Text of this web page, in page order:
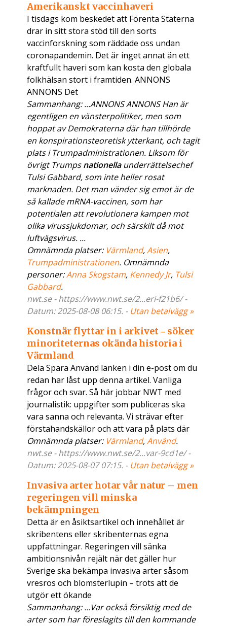
Amerikanskt vaccinhaveri
I tisdags kom beskedet att Förenta Staterna
drar in sitt stora stöd till den sorts
vaccinforskning som räddade oss undan
coronapandemin. Det är inget annat än ett
kraftfullt haveri som kan kosta den globala
folkhälsan stort i framtiden. ANNONS
ANNONS Det
Sammanhang: ...ANNONS ANNONS Han är
egentligen en vänsterpolitiker, men som
hoppat av Demokraterna där han tillhörde
en konspirationsteoretisk ytterkant, och tagit
plats i Trumpadministrationen. Liksom för
övrigt Trumpsnationellaunderrättelsechef
Tulsi Gabbard, som inte heller rosat
marknaden. Det man vänder sig emot är de
så kallade mRNA-vaccinen, som har
potentialen att revolutionera kampen mot
olika virussjukdomar, och särskilt då mot
luftvägsvirus. ...
Omnämnda platser: Värmland,Asien,
Trumpadministrationen. Omnämnda
personer:Anna Skogstam, Kennedy Jr, Tulsi
Gabbard.
nwt.se - https://www.nwt.se/2...eri-f21b6/ -
Datum: 2025-08-08 06:15. - Utan betalvägg »
Konstnär flyttar in i arkivet ‒ söker
minoriteternas okända historia i
Värmland
Dela Spara Använd länken i din e-post om du
redan har låst upp denna artikel. Vanliga
frågor och svar. Så här jobbar NWT med
journalistik: uppgifter som publiceras ska
vara sanna och relevanta. Vi strävar efter
förstahandskällor och att vara på plats där
Omnämnda platser: Värmland,Använd.
nwt.se - https://www.nwt.se/2...var-9cd1e/ -
Datum: 2025-08-07 07:15. - Utan betalvägg »
Invasiva arter hotar vår natur – men
regeringen vill minska
bekämpningen
Detta är en åsiktsartikel och innehållet är
skribentens eller skribenternas egna
uppfattningar. Regeringen vill sänka
ambitionsnivån rejält när det gäller hur
Sverige ska bekämpa invasiva arter såsom
vresros och blomsterlupin – trots att de
utgör ett ökande
Sammanhang: ...Var också försiktig med de
arter som har föreslagits till den kommande